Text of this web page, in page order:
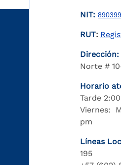
NIT:
RUT:
Dirección:
Norte #
Horario
Tarde
Viernes:
pm
Líneas
195